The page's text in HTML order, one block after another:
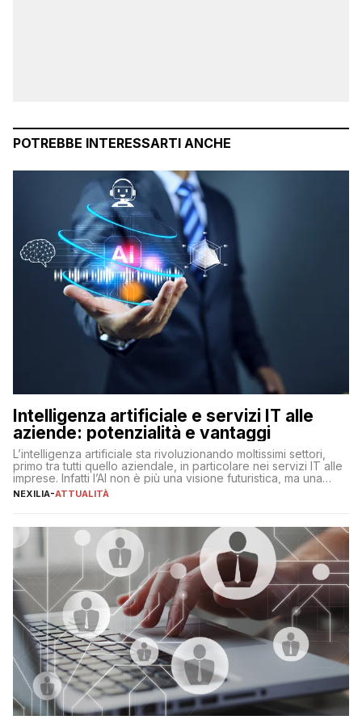
POTREBBE INTERESSARTI ANCHE
Intelligenza artificiale e servizi IT alle
aziende: potenzialità e vantaggi
L’intelligenza artificiale sta rivoluzionando moltissimi settori,
primo tra tutti quello aziendale, in particolare nei servizi IT alle
imprese. Infatti l’AI non è più una visione futuristica, ma una
realtà operativa che sta portando a un cambio significativo in
operazioni, bensì comporta […]
NEXILIA-ATTUALITÀ